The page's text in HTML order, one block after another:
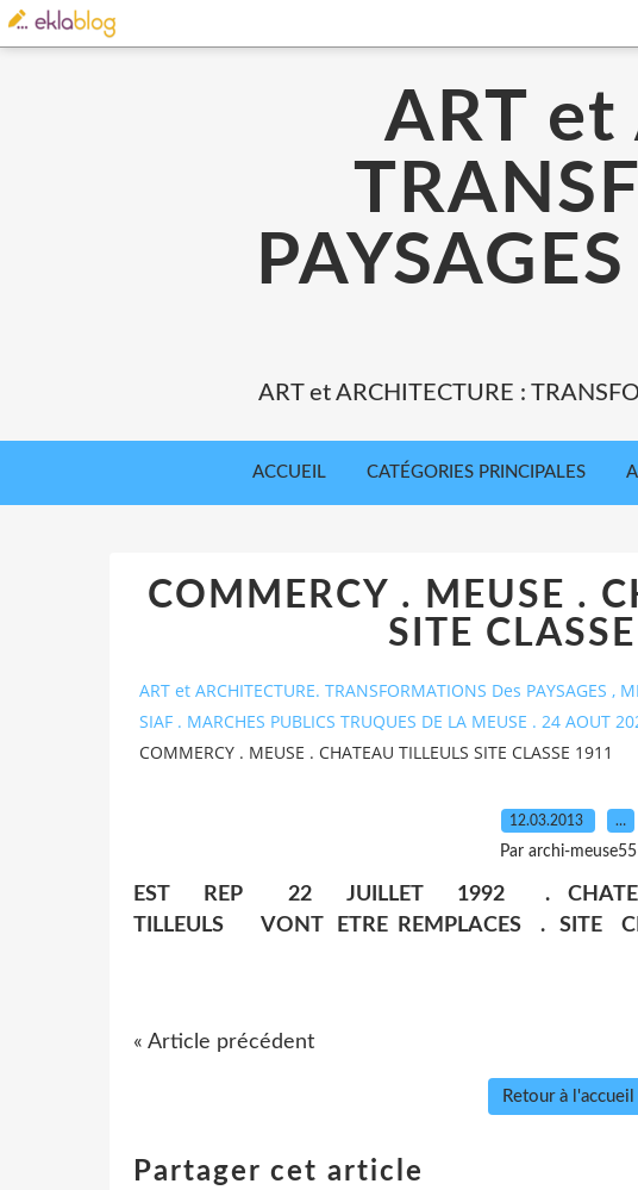
ART et
ART et ARCHITECTURE :
ACCUEIL CATÉGORIES PRINCIPALES
COMMERCY . MEUSE .
SITE
ART et ARCHITECTURE. TRANSFORMATIONS Des PAYSAGES ,
SIAF . MARCHES PUBLICS TRUQUES DE LA MEUSE . 24 AOUT
COMMERCY . MEUSE . CHATEAU TILLEULS SITE CLASSE 1911
12.03.2013 …
Par archi-meuse55
EST REP 22 JUILLET 1992 .
TILLEULS VONT ETRE REMPLACES . SITE
« Article précédent
Retour à l'accueil
Partager cet article